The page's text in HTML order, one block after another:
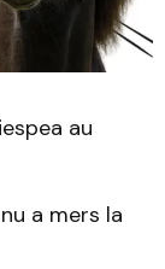
au
a mers la